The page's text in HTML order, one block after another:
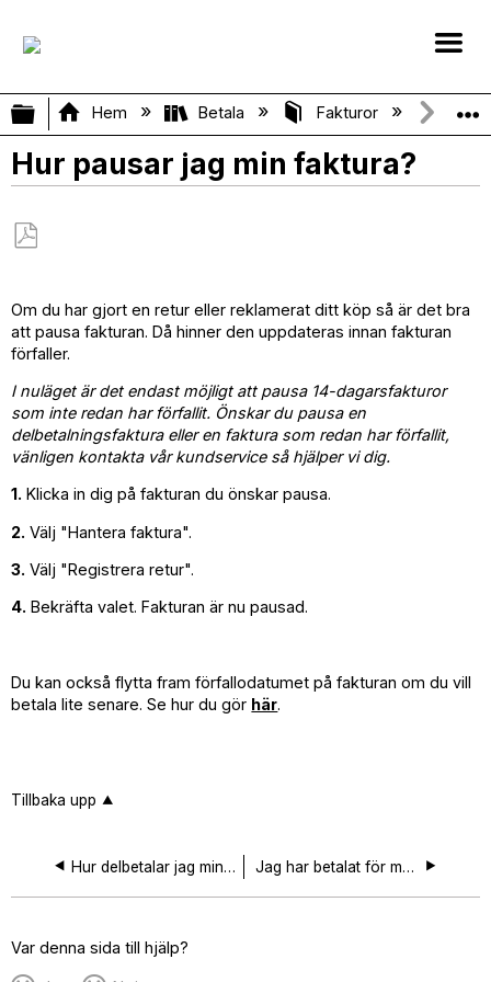
Expandera/minimera global hierarki
Hem Betala Fakturor Hur
Hur pausar jag min faktura?
PDF
Om du har gjort en retur eller reklamerat ditt köp så är det bra
att pausa fakturan. Då hinner den uppdateras innan fakturan
förfaller.
I nuläget är det endast möjligt att pausa 14-dagarsfakturor
som inte redan har förfallit. Önskar du pausa en
delbetalningsfaktura eller en faktura som redan har förfallit,
vänligen kontakta vår kundservice så hjälper vi dig.
1. Klicka in dig på fakturan du önskar pausa.
2. Välj "Hantera faktura".
3. Välj "Registrera retur".
4. Bekräfta valet. Fakturan är nu pausad.
Du kan också flytta fram förfallodatumet på fakturan om du vill
betala lite senare. Se hur du gör här.
Tillbaka upp
Hur delbetalar jag min faktura? Jag har betalat för mycket på min faktura - vad gör jag?
Var denna sida till hjälp?